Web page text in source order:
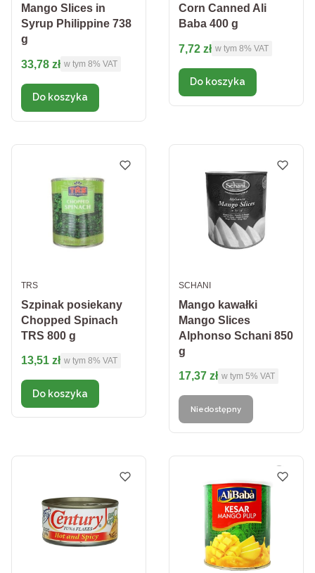
Mango Slices in
Syrup Philippine 738
g
Cena brutto
33,78 zł w tym %s VAT
w tym 8% VAT
Do koszyka
Corn Canned Ali
Baba 400 g
Cena brutto
7,72 zł w tym %s VAT
w tym 8% VAT
Do koszyka
Szpinak posiekany
Chopped Spinach
TRS 800 g
PRODUCENT
TRS
Cena brutto
13,51 zł w tym %s VAT
w tym 8% VAT
Do koszyka
Mango kawałki
Mango Slices
Alphonso Schani 850
g
PRODUCENT
SCHANI
Cena brutto
17,37 zł w tym %s VAT
w tym 5% VAT
Niedostępny